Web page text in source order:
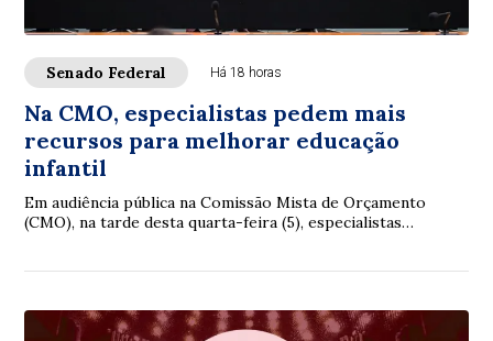
Senado Federal Há 18 horas
Na CMO, especialistas pedem mais
recursos para melhorar educação
infantil
Em audiência pública na Comissão Mista de Orçamento
(CMO), na tarde desta quarta-feira (5), especialistas